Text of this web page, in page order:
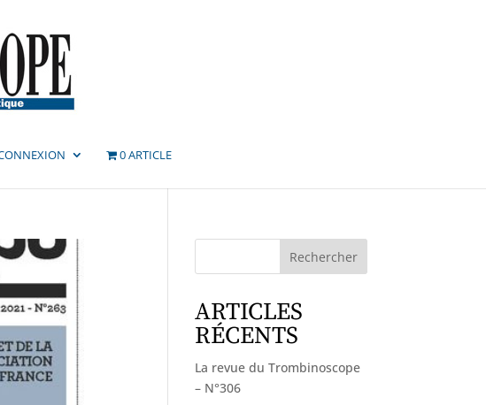
0 ARTICLE
Rechercher
ARTICLES
RÉCENTS
La revue du Trombinoscope
– N°306